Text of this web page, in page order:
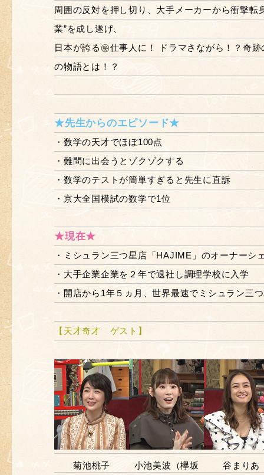
周囲の反対を押し切り、大手メーカーから衝撃転
業”を成し遂げ、
日本が誇る㊙仕事人に！ ドラマさながら！？奇
の物語とは！？
★先生からのエピソード★
・数学の天才でほぼ100点
・難問に出会うとゾクゾクする
・数学のテストが簡単すぎると先生に直訴
・京大全国模試の数学で1位
★現在★
・ミシュラン三つ星店「HAJIME」のオーナーシ
・大手企業企業を２年で退社し調理学校に入学
・開店から1年５ヵ月、世界最速でミシュラン三
【天才奇才 ゲスト】
菊池桃子
小池美波（欅坂
谷まりあ